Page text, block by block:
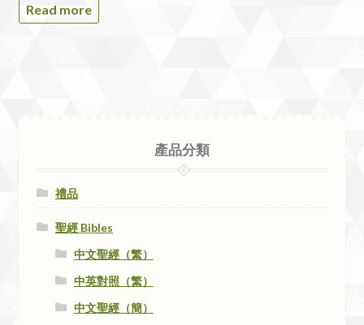
Read more
產品分類
禮品
聖經 Bibles
中文聖經（繁）
中英對照（繁）
中文聖經（簡）